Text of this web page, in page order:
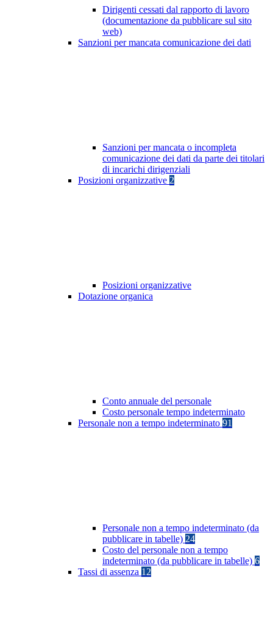
Dirigenti cessati dal rapporto di lavoro
(documentazione da pubblicare sul sito
web)
Sanzioni per mancata comunicazione dei dati
Sanzioni per mancata o incompleta
comunicazione dei dati da parte dei titolari
di incarichi dirigenziali
Posizioni organizzative 2
Posizioni organizzative
Dotazione organica
Conto annuale del personale
Costo personale tempo indeterminato
Personale non a tempo indeterminato 91
Personale non a tempo indeterminato (da
pubblicare in tabelle) 24
Costo del personale non a tempo
indeterminato (da pubblicare in tabelle) 6
Tassi di assenza 12